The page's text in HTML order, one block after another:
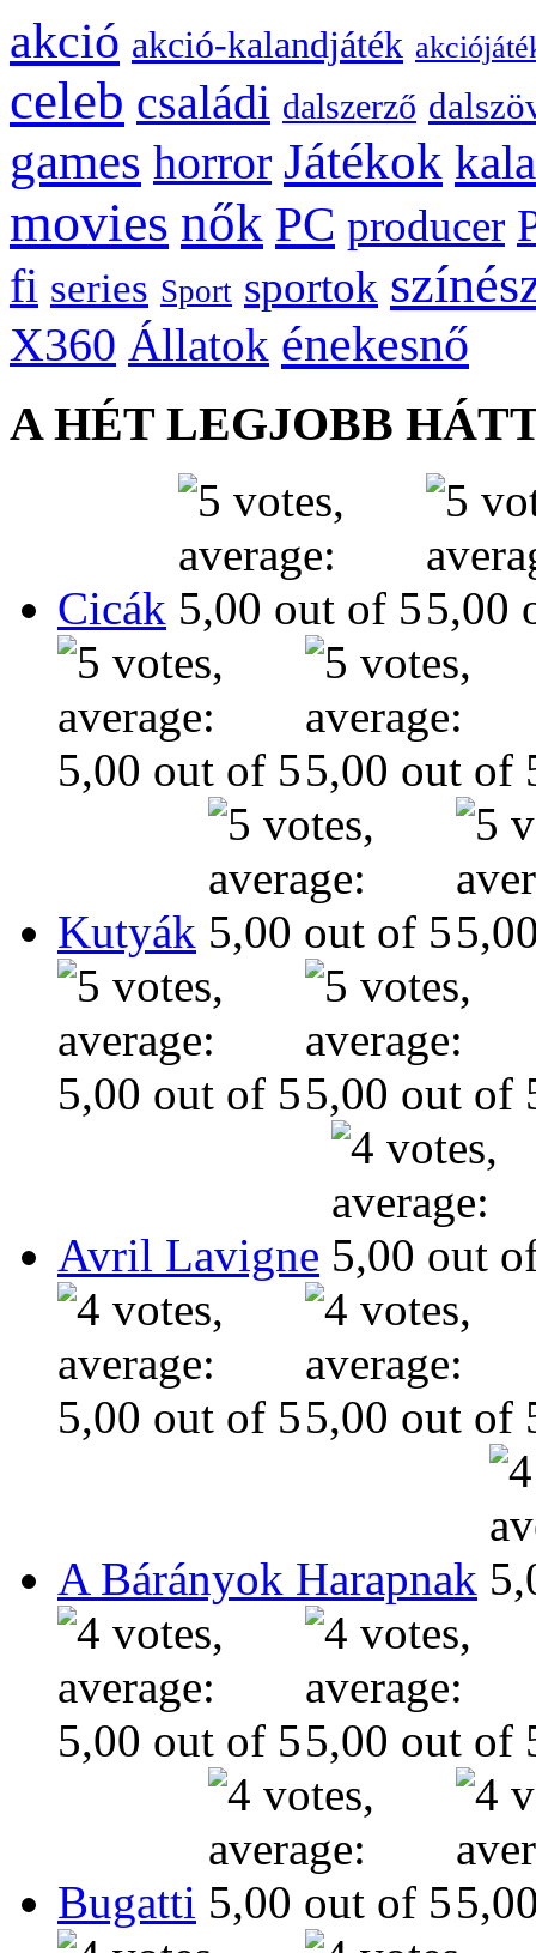
akció akció-kalandjáték
celeb családi dalszerző
games horror Játékok
movies nők PC producer
fi series Sport sportok
X360 Állatok énekesnő
A HÉT LEGJOBB
Cicák
Kutyák
Avril Lavigne
A Bárányok Harapnak
Bugatti